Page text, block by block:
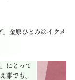
金原ひとみはイクメ
にとって
誰でも。